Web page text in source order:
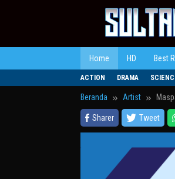
Home HD Best
ACTION DRAMA
Beranda Artist
Sharer Tweet